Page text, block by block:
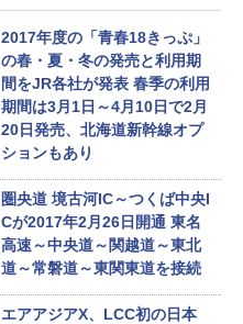
2017年度の「青春18きっぷ」
の春・夏・冬の発売と利用期
間をJR各社が発表 春季の利用
期間は3月1日～4月10日で2月
20日発売、北海道新幹線オプ
ションもあり
圏央道 境古河IC～つくば中央I
Cが2017年2月26日開通 東名
高速～中央道～関越道～東北
道～常磐道～東関東道を接続
エアアジアX、LCC初の日本